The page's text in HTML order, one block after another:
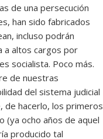
de una persecución
han sido fabricados
incluso podrán
a altos cargos por
socialista. Poco más.
de nuestras
del sistema judicial
de hacerlo, los primeros
(ya ocho años de aquel
producido tal